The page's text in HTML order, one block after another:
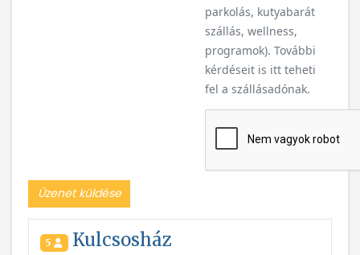
parkolás, kutyabarát
szállás, wellness,
programok). További
kérdéseit is itt teheti
fel a szállásadónak.
Üzenet küldése
5 Kulcsosház